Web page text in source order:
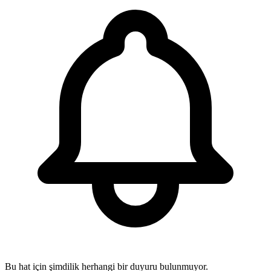
Bu hat için şimdilik herhangi bir duyuru bulunmuyor.